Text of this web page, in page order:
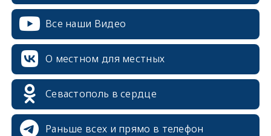
Все наши Видео
О местном для местных
Севастополь в сердце
Раньше всех и прямо в телефон